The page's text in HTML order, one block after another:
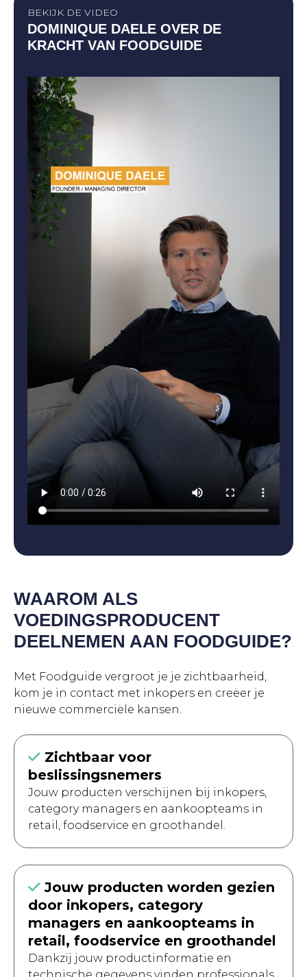
BEKIJK DE VIDEO
DOMINIQUE DAELE OVER DE
KRACHT VAN FOODGUIDE
WAAROM ALS
VOEDINGSPRODUCENT
DEELNEMEN AAN FOODGUIDE?
Met Foodguide vergroot je je zichtbaarheid,
kom je in contact met inkopers en creëer je
nieuwe commerciële kansen.
Zichtbaar voor
beslissingsnemers
Jouw producten verschijnen bij inkopers,
category managers en aankoopteams in
retail, foodservice en groothandel.
Jouw producten worden gezien
door inkopers, category
managers en aankoopteams in
retail, foodservice en groothandel
Dankzij jouw productinformatie en
technische gegevens vinden professionals